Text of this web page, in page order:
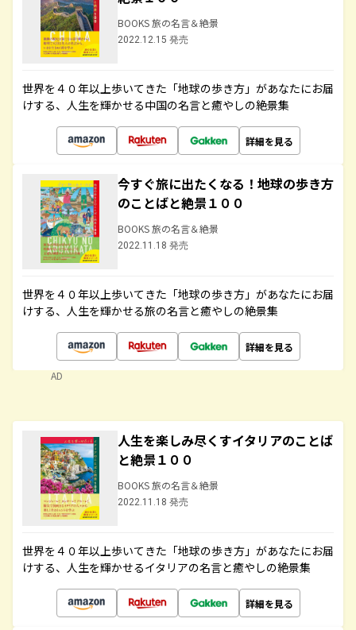
BOOKS 旅の名言＆絶景
2022.12.15 発売
世界を４０年以上歩いてきた「地球の歩き方」があなたにお届
けする、人生を輝かせる中国の名言と癒やしの絶景集
詳細を見る
今すぐ旅に出たくなる！地球の歩き方
のことばと絶景１００
BOOKS 旅の名言＆絶景
2022.11.18 発売
世界を４０年以上歩いてきた「地球の歩き方」があなたにお届
けする、人生を輝かせる旅の名言と癒やしの絶景集
詳細を見る
AD
人生を楽しみ尽くすイタリアのことば
と絶景１００
BOOKS 旅の名言＆絶景
2022.11.18 発売
世界を４０年以上歩いてきた「地球の歩き方」があなたにお届
けする、人生を輝かせるイタリアの名言と癒やしの絶景集
詳細を見る